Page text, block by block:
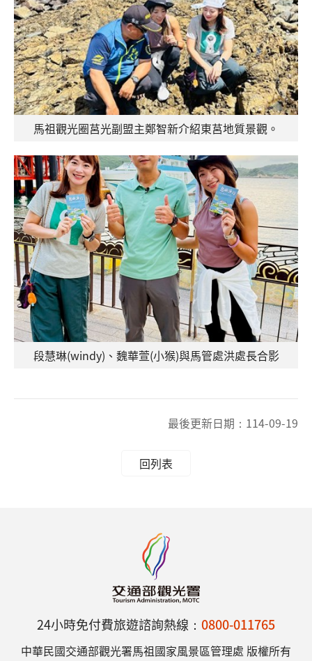
馬祖觀光圈莒光副盟主鄭智新介紹東莒地質景觀。
段慧琳(windy)、魏華萱(小猴)與馬管處洪處長合影
最後更新日期： 114-09-19
回列表
24小時免付費旅遊諮詢熱線： 0800-011765
中華民國交通部觀光署馬祖國家風景區管理處 版權所有